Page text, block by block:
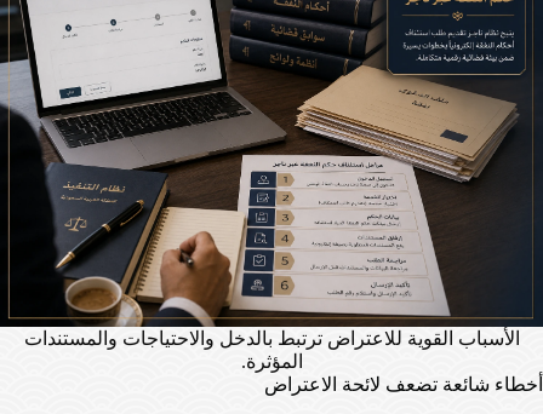
الأسباب القوية للاعتراض ترتبط بالدخل والاحتياجات والمستندات
المؤثرة.
أخطاء شائعة تضعف لائحة الاعتراض